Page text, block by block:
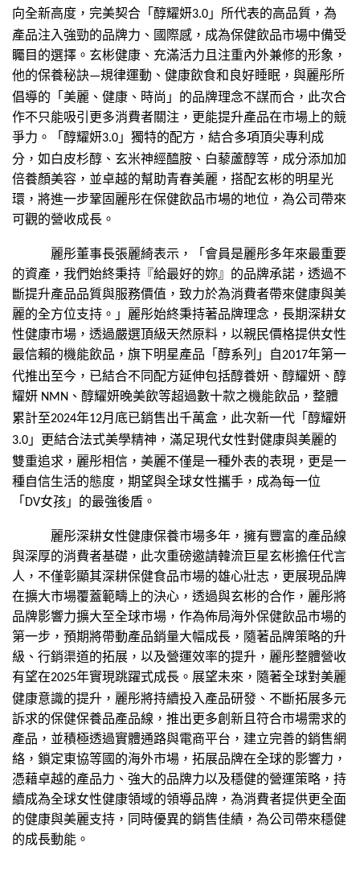
向全新高度，完美契合「醇耀妍3.0 」所代表的高品質，為
產品注入強勁的品牌力、國際感，成為保健飲品市場中備受
矚目的選擇。玄彬健康、充滿活力且注重內外兼修的形象，
他的保養秘訣—規律運動、健康飲食和良好睡眠，與麗彤所
倡導的「美麗、健康、時尚」的品牌理念不謀而合，此次合
作不只能吸引更多消費者關注，更能提升產品在市場上的競
爭力。「醇耀妍3.0 」獨特的配方，結合多項頂尖專利成
分，如白皮杉醇、玄米神經醯胺、白藜蘆醇等，成分添加加
倍養顏美容，並卓越的幫助青春美麗，搭配玄彬的明星光
環，將進一步鞏固麗彤在保健飲品市場的地位，為公司帶來
可觀的營收成長。
麗彤董事長張麗綺表示，「會員是麗彤多年來最重要
的資產，我們始終秉持『給最好的妳』的品牌承諾，透過不
斷提升產品品質與服務價值，致力於為消費者帶來健康與美
麗的全方位支持。」麗彤始終秉持著品牌理念，長期深耕女
性健康市場，透過嚴選頂級天然原料，以親民價格提供女性
最信賴的機能飲品，旗下明星產品「醇系列」自2017年第一
代推出至今，已結合不同配方延伸包括醇養妍、醇耀妍、醇
耀妍 NMN 、醇耀妍晚美飲等超過數十款之機能飲品，整體
累計至2024年12月底已銷售出千萬盒，此次新一代「醇耀妍
3.0 」更結合法式美學精神，滿足現代女性對健康與美麗的
雙重追求，麗彤相信，美麗不僅是一種外表的表現，更是一
種自信生活的態度，期望與全球女性攜手，成為每一位
「 DV女孩」的最強後盾。
麗彤深耕女性健康保養市場多年，擁有豐富的產品線
與深厚的消費者基礎，此次重磅邀請韓流巨星玄彬擔任代言
人，不僅彰顯其深耕保健食品市場的雄心壯志，更展現品牌
在擴大市場覆蓋範疇上的決心，透過與玄彬的合作，麗彤將
品牌影響力擴大至全球市場，作為佈局海外保健飲品市場的
第一步，預期將帶動產品銷量大幅成長，隨著品牌策略的升
級、行銷渠道的拓展，以及營運效率的提升，麗彤整體營收
有望在2025年實現跳躍式成長。展望未來，隨著全球對美麗
健康意識的提升，麗彤將持續投入產品研發、不斷拓展多元
訴求的保健保養品產品線，推出更多創新且符合市場需求的
產品，並積極透過實體通路與電商平台，建立完善的銷售網
絡，鎖定東協等國的海外市場，拓展品牌在全球的影響力，
憑藉卓越的產品力、強大的品牌力以及穩健的營運策略，持
續成為全球女性健康領域的領導品牌，為消費者提供更全面
的健康與美麗支持，同時優異的銷售佳績，為公司帶來穩健
的成長動能。